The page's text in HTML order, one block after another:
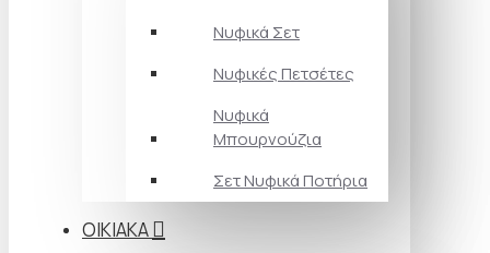
Νυφικά Σετ
Νυφικές Πετσέτες
Νυφικά
Μπουρνούζια
Σετ Νυφικά Ποτήρια
ΟΙΚΙΑΚΑ